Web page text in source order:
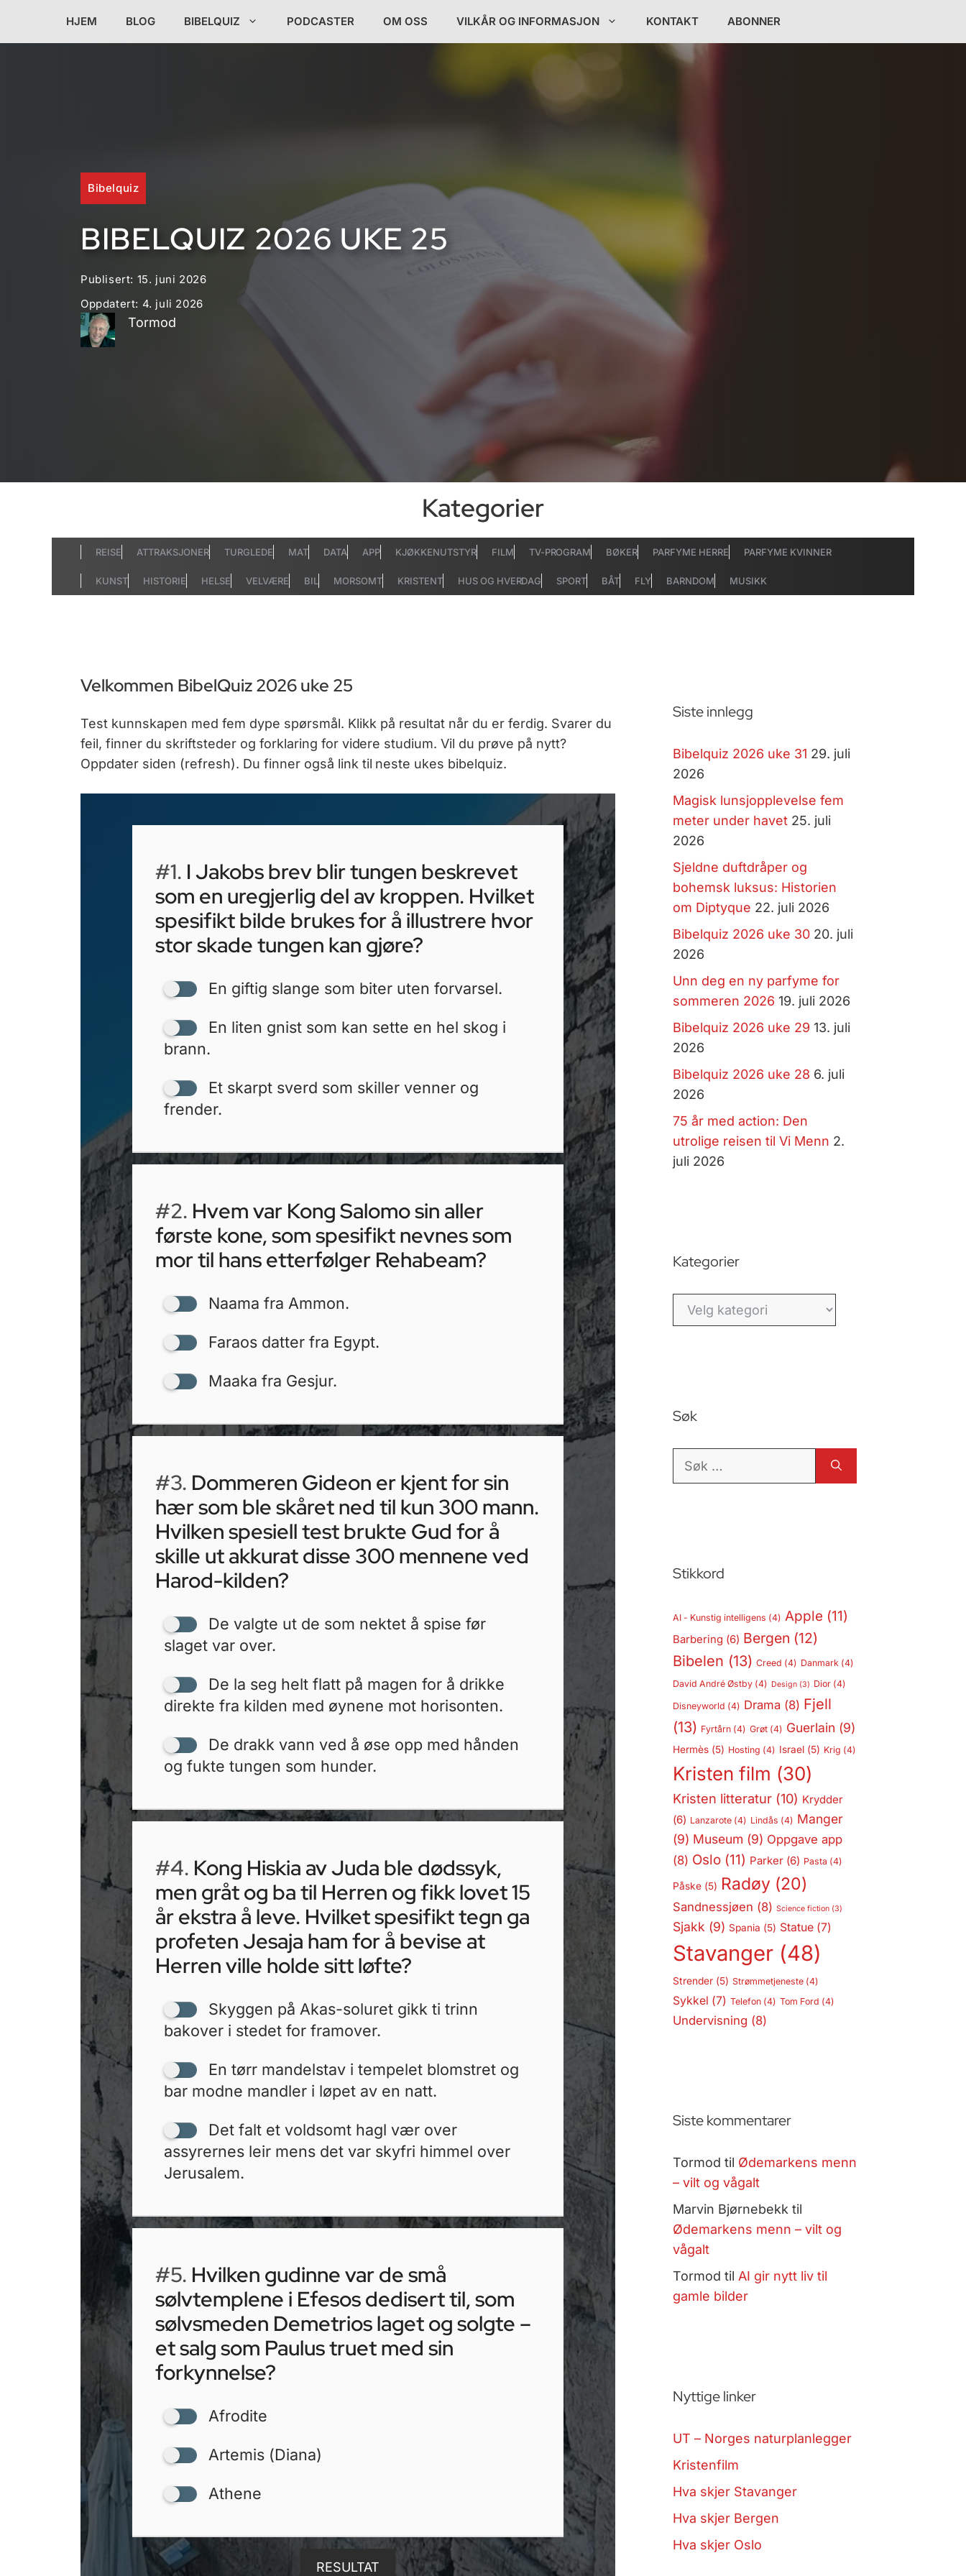
HJEM BLOG BIBELQUIZ PODCASTER OM OSS VILKÅR OG INFORMASJON KONTAKT ABONNER
Bibelquiz
BIBELQUIZ 2026 UKE 25
Publisert: 15. juni 2026
Oppdatert: 4. juli 2026
Tormod
Kategorier
REISE ATTRAKSJONER TURGLEDE MAT DATA APP KJØKKENUTSTYR FILM TV-PROGRAM BØKER PARFYME HERRE PARFYME KVINNER
KUNST HISTORIE HELSE VELVÆRE BIL MORSOMT KRISTENT HUS OG HVERDAG SPORT BÅT FLY BARNDOM MUSIKK
Velkommen BibelQuiz 2026 uke 25
Test kunnskapen med fem dype spørsmål. Klikk på resultat når du er ferdig. Svarer du
feil, finner du skriftsteder og forklaring for videre studium. Vil du prøve på nytt?
Oppdater siden (refresh). Du finner også link til neste ukes bibelquiz.
#1. I Jakobs brev blir tungen beskrevet
som en uregjerlig del av kroppen. Hvilket
spesifikt bilde brukes for å illustrere hvor
stor skade tungen kan gjøre?
En giftig slange som biter uten forvarsel.
En liten gnist som kan sette en hel skog i
brann.
Et skarpt sverd som skiller venner og
frender.
#2. Hvem var Kong Salomo sin aller
første kone, som spesifikt nevnes som
mor til hans etterfølger Rehabeam?
Naama fra Ammon.
Faraos datter fra Egypt.
Maaka fra Gesjur.
#3. Dommeren Gideon er kjent for sin
hær som ble skåret ned til kun 300 mann.
Hvilken spesiell test brukte Gud for å
skille ut akkurat disse 300 mennene ved
Harod-kilden?
De valgte ut de som nektet å spise før
slaget var over.
De la seg helt flatt på magen for å drikke
direkte fra kilden med øynene mot horisonten.
De drakk vann ved å øse opp med hånden
og fukte tungen som hunder.
#4. Kong Hiskia av Juda ble dødssyk,
men gråt og ba til Herren og fikk lovet 15
år ekstra å leve. Hvilket spesifikt tegn ga
profeten Jesaja ham for å bevise at
Herren ville holde sitt løfte?
Skyggen på Akas-soluret gikk ti trinn
bakover i stedet for framover.
En tørr mandelstav i tempelet blomstret og
bar modne mandler i løpet av en natt.
Det falt et voldsomt hagl vær over
assyrernes leir mens det var skyfri himmel over
Jerusalem.
#5. Hvilken gudinne var de små
sølvtemplene i Efesos dedisert til, som
sølvsmeden Demetrios laget og solgte –
et salg som Paulus truet med sin
forkynnelse?
Afrodite
Artemis (Diana)
Athene
RESULTAT
Siste innlegg
Bibelquiz 2026 uke 31 29. juli
2026
Magisk lunsjopplevelse fem
meter under havet 25. juli
2026
Sjeldne duftdråper og
bohemsk luksus: Historien
om Diptyque 22. juli 2026
Bibelquiz 2026 uke 30 20. juli
2026
Unn deg en ny parfyme for
sommeren 2026 19. juli 2026
Bibelquiz 2026 uke 29 13. juli
2026
Bibelquiz 2026 uke 28 6. juli
2026
75 år med action: Den
utrolige reisen til Vi Menn 2.
juli 2026
Kategorier
Kategorier
Søk
Søk
Stikkord
AI - Kunstig intelligens (4) Apple (11)
Barbering (6) Bergen (12)
Bibelen (13) Creed (4) Danmark (4)
David André Østby(4) Design(3) Dior(4)
Disneyworld (4) Drama (8) Fjell
(13) Fyrtårn(4) Grøt(4) Guerlain (9)
Hermès(5) Hosting (4) Israel(5) Krig (4)
Kristen film (30)
Kristen litteratur(10) Krydder
(6) Lanzarote(4) Lindås (4) Manger
(9) Museum (9) Oppgave app
(8) Oslo(11) Parker(6) Pasta (4)
Påske(5) Radøy(20)
Sandnessjøen (8) Science fiction(3)
Sjakk (9) Spania (5) Statue(7)
Stavanger(48)
Strender(5) Strømmetjeneste(4)
Sykkel (7) Telefon(4) Tom Ford (4)
Undervisning (8)
Siste kommentarer
Tormod til Ødemarkens menn
– vilt og vågalt
Marvin Bjørnebekk til
Ødemarkens menn – vilt og
vågalt
Tormod til AI gir nytt liv til
gamle bilder
Nyttige linker
UT – Norges naturplanlegger
Kristenfilm
Hva skjer Stavanger
Hva skjer Bergen
Hva skjer Oslo